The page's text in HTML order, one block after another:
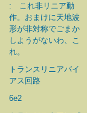
: これ非リニア動
作。おまけに天地波
形が非対称でごまか
しようがないわ、こ
れ。
トランスリニアバイ
アス回路
6e2